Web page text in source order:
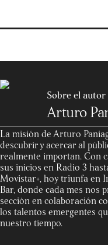
Sobre el autor
Arturo
La misión de Arturo
descubrir y acercar al
realmente importan. Con
sus inicios en Radio 3
Movistar+, hoy triunfa en
Bar, donde cada mes nos
sección en colaboración
los talentos emergentes
nuestro tiempo.